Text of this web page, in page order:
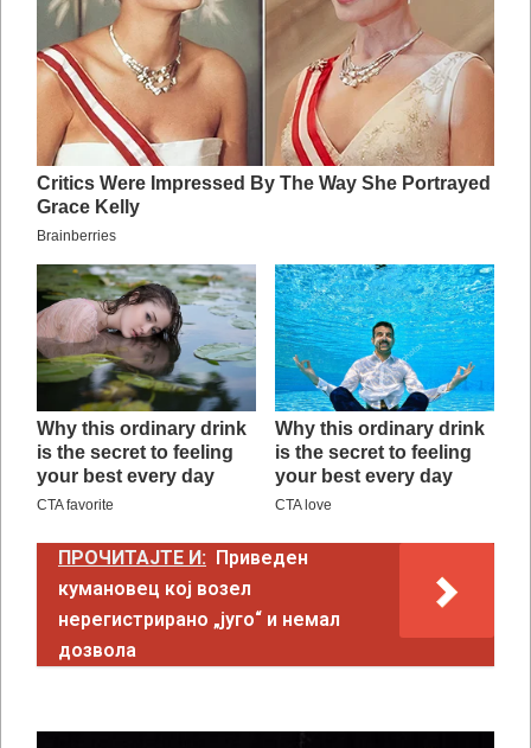
ПРОЧИТАЈТЕ И: Приведен
кумановец кој возел
нерегистрирано „југо“ и немал
дозвола